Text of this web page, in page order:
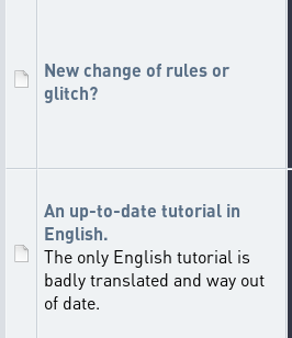
New change of rules or
glitch?
An up-to-date tutorial in
English.
The only English tutorial is
badly translated and way out
of date.